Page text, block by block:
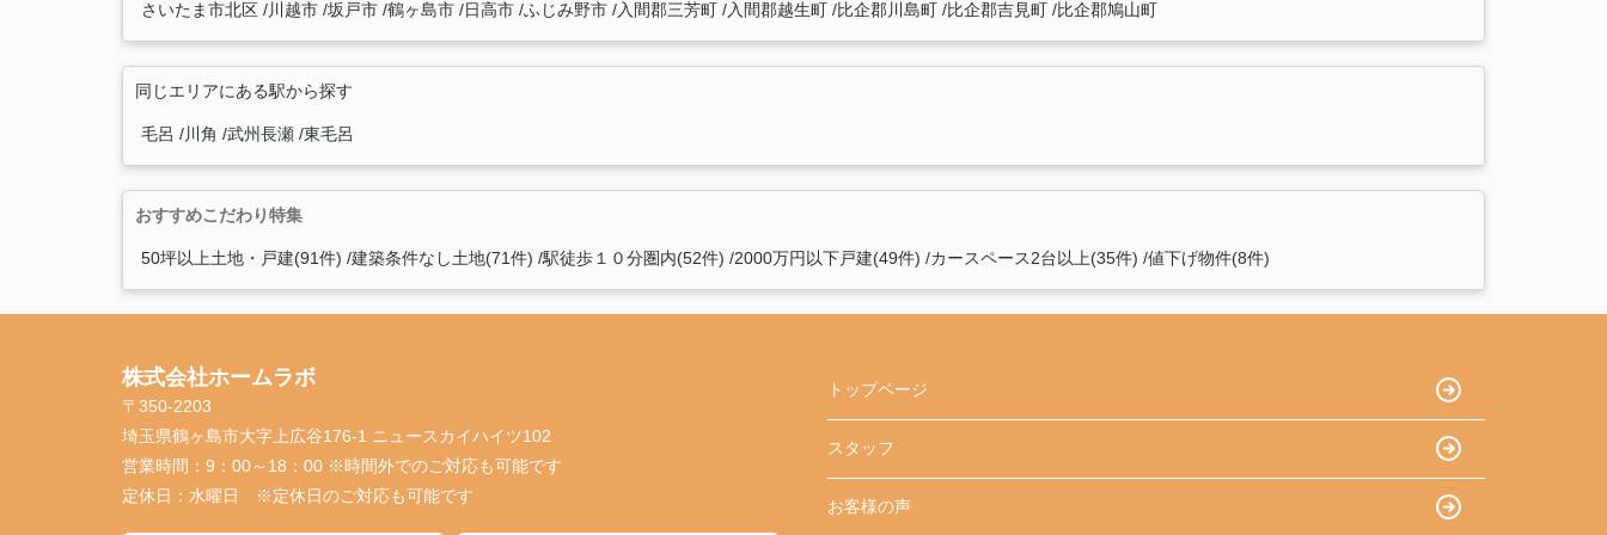
さいたま市北区 川越市 坂戸市 鶴ヶ島市 日高市 ふじみ野市 入間郡三芳町 入間郡越生町 比企郡川島町 比企郡吉見町 比企郡鳩山町
同じエリアにある駅から探す
毛呂 川角 武州長瀬 東毛呂
おすすめこだわり特集
50坪以上土地・戸建(91件) 建築条件なし土地(71件) 駅徒歩１０分圏内(52件) 2000万円以下戸建(49件) カースペース2台以上(35件) 値下げ物件(8件)
株式会社ホームラボ
〒350-2203
埼玉県鶴ヶ島市大字上広谷176-1 ニュースカイハイツ102
営業時間： 9：00～18：00 ※時間外でのご対応も可能です
定休日： 水曜日 ※定休日のご対応も可能です
トップページ
スタッフ
お客様の声